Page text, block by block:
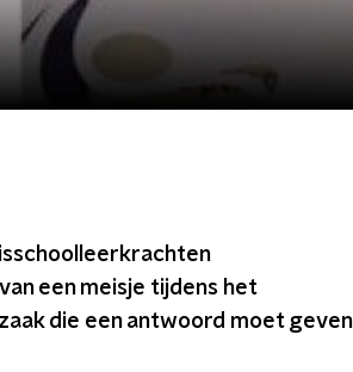
een meisje tijdens het
die een antwoord moet geven